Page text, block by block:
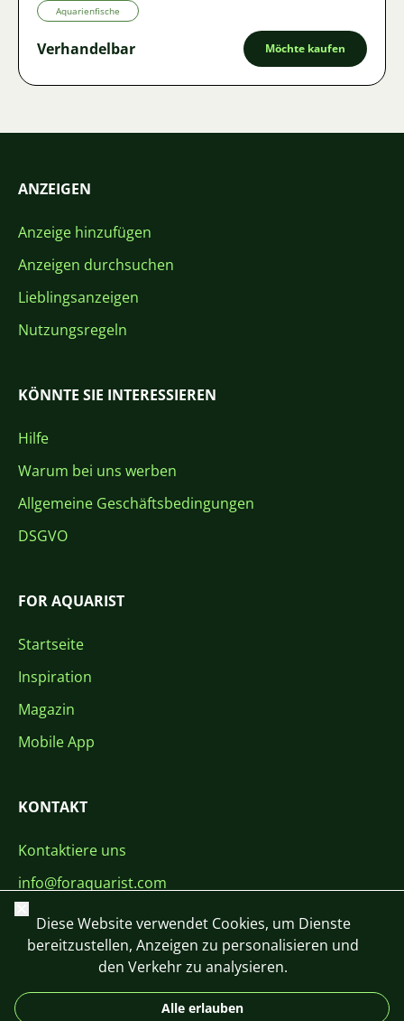
Aquarienfische
Verhandelbar Möchte kaufen
ANZEIGEN
Anzeige hinzufügen
Anzeigen durchsuchen
Lieblingsanzeigen
Nutzungsregeln
KÖNNTE SIE INTERESSIEREN
Hilfe
Warum bei uns werben
Allgemeine Geschäftsbedingungen
DSGVO
FOR AQUARIST
Startseite
Inspiration
Magazin
Mobile App
KONTAKT
Kontaktiere uns
info@foraquarist.com
+420 603 449 602
Schließen
Diese Website verwendet Cookies, um Dienste
bereitzustellen, Anzeigen zu personalisieren und
den Verkehr zu analysieren.
Alle erlauben